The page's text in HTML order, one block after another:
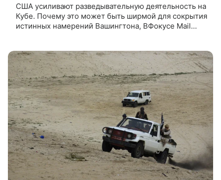
США усиливают разведывательную деятельность на
Кубе. Почему это может быть ширмой для сокрытия
истинных намерений Вашингтона, ВФокусе Mail